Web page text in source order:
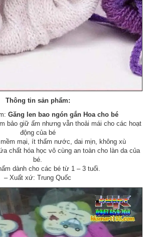
Thông tin sản phẩm:
Găng len bao ngón gắn Hoa cho bé
bảo giữ ấm nhưng vẫn thoải mái cho các hoạt
động của bé
mại, ít thấm nước, dai mịn, không xù
chất hóa học vô cùng an toàn cho làn da của
bé.
dành cho các bé từ 1 – 3 tuổi.
– Xuất xứ: Trung Quốc